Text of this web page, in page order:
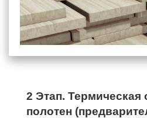
2 Этап. Термическая
полотен